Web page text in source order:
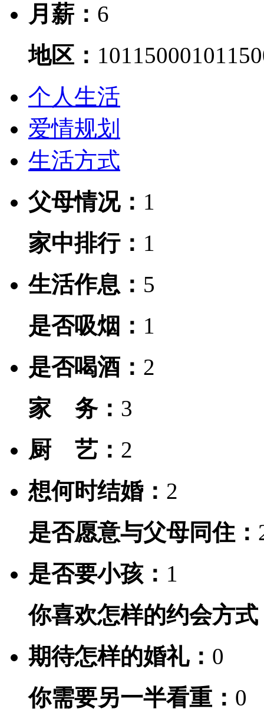
月薪： 6
地区： 10115000
个人生活
爱情规划
生活方式
父母情况： 1
家中排行： 1
生活作息： 5
是否吸烟： 1
是否喝酒： 2
家 务： 3
厨 艺： 2
想何时结婚： 2
是否愿意与父母同住：
是否要小孩： 1
你喜欢怎样的约会方式
期待怎样的婚礼： 0
你需要另一半看重： 0